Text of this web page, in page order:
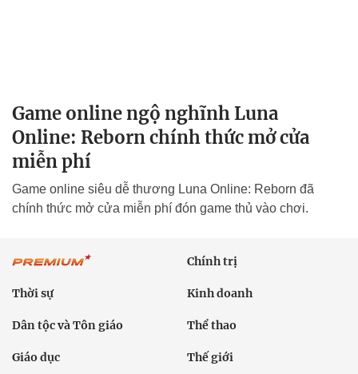
Game online ngộ nghĩnh Luna
Online: Reborn chính thức mở cửa
miễn phí
Game online siêu dễ thương Luna Online: Reborn đã
chính thức mở cửa miễn phí đón game thủ vào chơi.
Chính trị
Thời sự Kinh doanh
Dân tộc và Tôn giáo Thể thao
Giáo dục Thế giới